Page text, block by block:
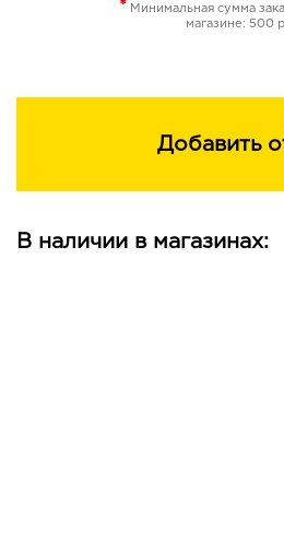
* Минимальная сумма
магазине: 500
Добавить
В наличии в магазинах: